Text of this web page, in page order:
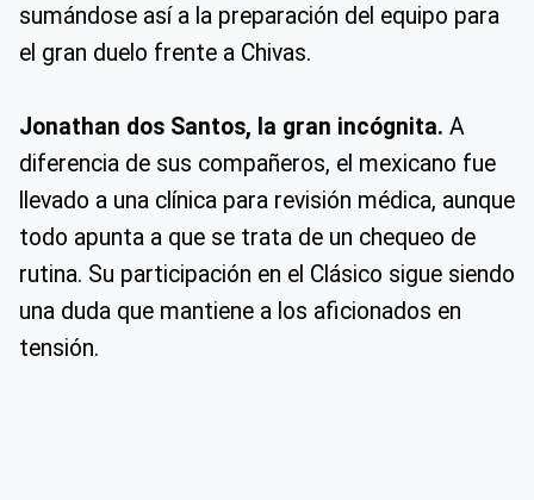
sumándose así a la preparación del equipo para
el gran duelo frente a Chivas.
Jonathan dos Santos, la gran incógnita. A
diferencia de sus compañeros, el mexicano fue
llevado a una clínica para revisión médica, aunque
todo apunta a que se trata de un chequeo de
rutina. Su participación en el Clásico sigue siendo
una duda que mantiene a los aficionados en
tensión.